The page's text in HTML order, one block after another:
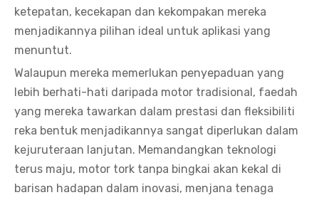
ketepatan, kecekapan dan kekompakan mereka
menjadikannya pilihan ideal untuk aplikasi yang
menuntut.
Walaupun mereka memerlukan penyepaduan yang
lebih berhati-hati daripada motor tradisional, faedah
yang mereka tawarkan dalam prestasi dan fleksibiliti
reka bentuk menjadikannya sangat diperlukan dalam
kejuruteraan lanjutan. Memandangkan teknologi
terus maju, motor tork tanpa bingkai akan kekal di
barisan hadapan dalam inovasi, menjana tenaga